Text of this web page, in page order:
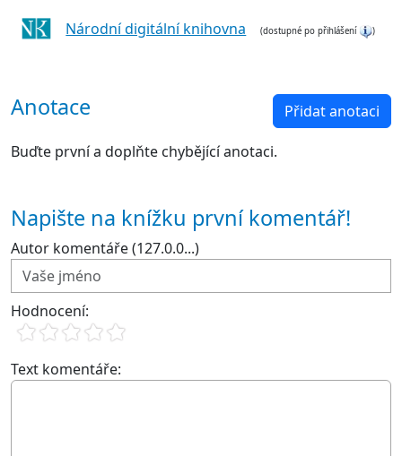
Národní digitální knihovna (dostupné po přihlášení )
Anotace Přidat anotaci
Buďte první a doplňte chybějící anotaci.
Napište na knížku první komentář!
Autor komentáře (127.0.0...)
Hodnocení:
Text komentáře: